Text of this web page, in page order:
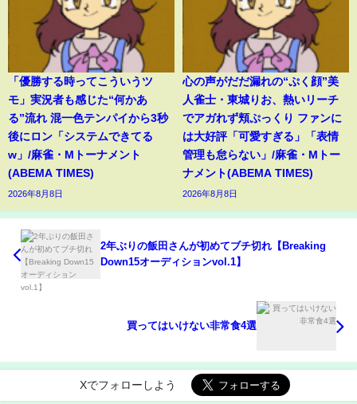
「優勝する時ってこういうツ
モ」実況者も感じた“何かあ
る”流れ 混一色テンパイから3秒
後にロン「システムできてる
w」/麻雀・Mトーナメント
(ABEMA TIMES)
2026年8月8日
心の声がだだ漏れの“ぷく顔”美
人雀士・東城りお、熱いリーチ
でアガれず頬ぷっくり ファンに
は大好評「可愛すぎる」「表情
管理も怠らない」/麻雀・Mトー
ナメント(ABEMA TIMES)
2026年8月8日
2年ぶりの飯田さんが初めてブチ切れ【Breaking
Down15オーディションvol.1】
買ってはいけない非常食4選
Xでフォローしよう